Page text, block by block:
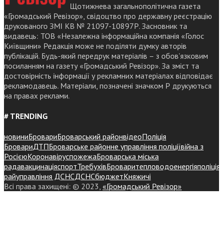
Щотижнева загальнополітична газета
«Громадський Ревізор», свідоцтво про державну реєстрацію
друкованого ЗМІ КВ № 21097-10897Р. Засновник та
видавець: ТОВ «Незалежна інформаційна компанія «Голос
Київщини» Редакція може не поділяти думку авторів
публікацій. Будь-який передрук матеріалів – з обов’язковим
посиланням на газету «Громадський Ревізор». За зміст та
достовірність інформації у рекламних матеріалах відповідає
рекламодавець. Матеріали, позначені значком Р друкуються
на правах реклами.
# TRENDING
новиниБровариБроварський районвідеоПоліція
БровариДТПБроварське районне управління поліціївійна з
РосієюКоронавіруспожежаБроварська міська
радавакцинаціяспортТребухівБроваритепловодоенергіяполіція
райуправління ДСНСДСНСбюджетКняжичі
Всі права захищені: © 2023, «Громадський Ревізор»